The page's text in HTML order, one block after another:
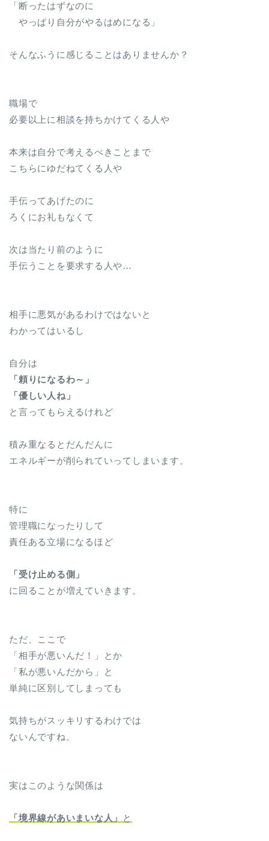
「断ったはずなのに
やっぱり自分がやるはめになる」
そんなふうに感じることはありませんか？
職場で
必要以上に相談を持ちかけてくる人や
本来は自分で考えるべきことまで
こちらにゆだねてくる人や
手伝ってあげたのに
ろくにお礼もなくて
次は当たり前のように
手伝うことを要求する人や…
相手に悪気があるわけではないと
わかってはいるし
自分は
「頼りになるわ～」
「優しい人ね」
と言ってもらえるけれど
積み重なるとだんだんに
エネルギーが削られていってしまいます。
特に
管理職になったりして
責任ある立場になるほど
「受け止める側」
に回ることが増えていきます。
ただ、ここで
「相手が悪いんだ！」とか
「私が悪いんだから」と
単純に区別してしまっても
気持ちがスッキリするわけでは
ないんですね。
実はこのような関係は
「境界線があいまいな人」 と